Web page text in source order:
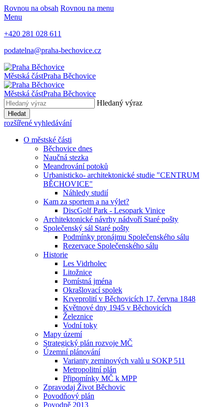
Rovnou na obsah Rovnou na menu
Menu
+420 281 028 611
podatelna@praha-bechovice.cz
Městská částPraha Běchovice
Městská částPraha Běchovice
Hledaný výraz
Hledat
rozšířené vyhledávání
O městské části
Běchovice dnes
Naučná stezka
Meandrování potoků
Urbanisticko- architektonické studie "CENTRUM
BĚCHOVICE"
Náhledy studií
Kam za sportem a na výlet?
DiscGolf Park - Lesopark Vinice
Architektonické návrhy nádvoří Staré pošty
Společenský sál Staré pošty
Podmínky pronájmu Společenského sálu
Rezervace Společenského sálu
Historie
Les Vidrholec
Litožnice
Pomístná jména
Okrašlovací spolek
Krveprolití v Běchovicích 17. června 1848
Květnové dny 1945 v Běchovicích
Železnice
Vodní toky
Mapy území
Strategický plán rozvoje MČ
Územní plánování
Varianty zeminových valů u SOKP 511
Metropolitní plán
Připomínky MČ k MPP
Zpravodaj Život Běchovic
Povodňový plán
Povodně 2013